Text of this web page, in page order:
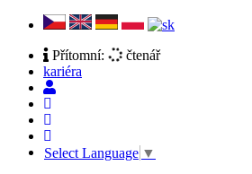
Přítomní:
čtenář
kariéra
Select Language ▼